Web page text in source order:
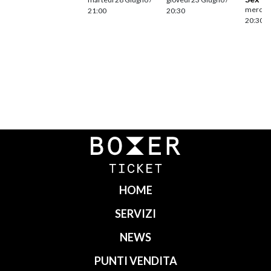
21:00
20:30
20:30
Navigazione
HOME
SERVIZI
NEWS
PUNTI VENDITA